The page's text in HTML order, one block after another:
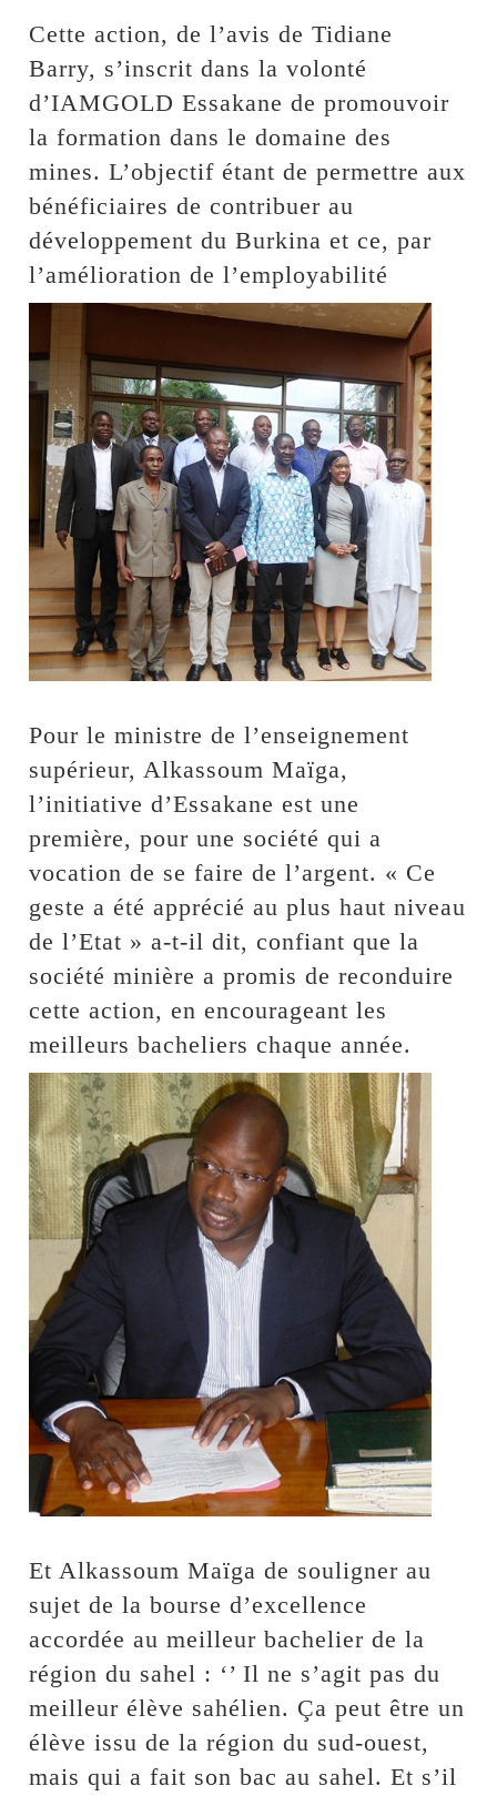
Cette action, de l’avis de Tidiane
Barry, s’inscrit dans la volonté
d’IAMGOLD Essakane de promouvoir
la formation dans le domaine des
mines. L’objectif étant de permettre aux
bénéficiaires de contribuer au
développement du Burkina et ce, par
l’amélioration de l’employabilité
Pour le ministre de l’enseignement
supérieur, Alkassoum Maïga,
l’initiative d’Essakane est une
première, pour une société qui a
vocation de se faire de l’argent. « Ce
geste a été apprécié au plus haut niveau
de l’Etat » a-t-il dit, confiant que la
société minière a promis de reconduire
cette action, en encourageant les
meilleurs bacheliers chaque année.
Et Alkassoum Maïga de souligner au
sujet de la bourse d’excellence
accordée au meilleur bachelier de la
région du sahel : ‘’ Il ne s’agit pas du
meilleur élève sahélien. Ça peut être un
élève issu de la région du sud-ouest,
mais qui a fait son bac au sahel. Et s’il